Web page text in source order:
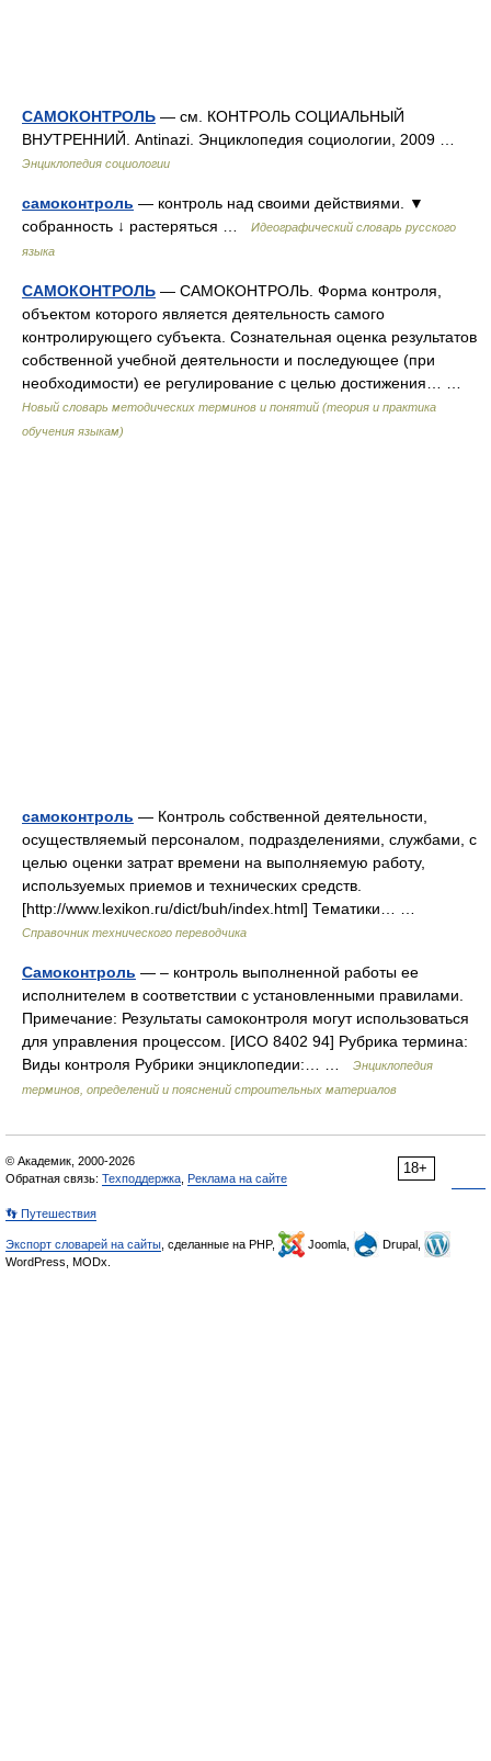
САМОКОНТРОЛЬ — см. КОНТРОЛЬ СОЦИАЛЬНЫЙ
ВНУТРЕННИЙ. Antinazi. Энциклопедия социологии, 2009 …
Энциклопедия социологии
самоконтроль — контроль над своими действиями. ▼
собранность ↓ растеряться …
Идеографический словарь русского
языка
САМОКОНТРОЛЬ — САМОКОНТРОЛЬ. Форма контроля,
объектом которого является деятельность самого
контролирующего субъекта. Сознательная оценка результатов
собственной учебной деятельности и последующее (при
необходимости) ее регулирование с целью достижения… …
Новый словарь методических терминов и понятий (теория и практика
обучения языкам)
самоконтроль — Контроль собственной деятельности,
осуществляемый персоналом, подразделениями, службами, с
целью оценки затрат времени на выполняемую работу,
используемых приемов и технических средств.
[http://www.lexikon.ru/dict/buh/index.html] Тематики… …
Справочник технического переводчика
Самоконтроль — – контроль выполненной работы ее
исполнителем в соответствии с установленными правилами.
Примечание: Результаты самоконтроля могут использоваться
для управления процессом. [ИСО 8402 94] Рубрика термина:
Виды контроля Рубрики энциклопедии:… …
Энциклопедия
терминов, определений и пояснений строительных материалов
18+
© Академик, 2000-2026
Обратная связь: Техподдержка Реклама на сайте
👣 Путешествия
Экспорт словарей на сайты , сделанные на PHP, Joomla,
Drupal,
WordPress, MODx.